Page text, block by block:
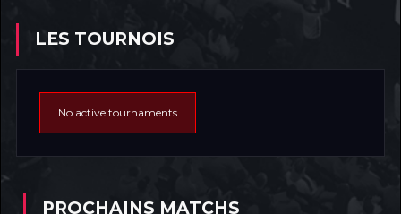
LES TOURNOIS
No active tournaments
PROCHAINS MATCHS